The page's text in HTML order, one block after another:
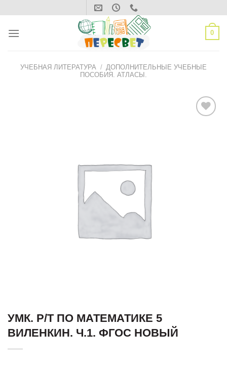
content
0
УЧЕБНАЯ ЛИТЕРАТУРА / ДОПОЛНИТЕЛЬНЫЕ УЧЕБНЫЕ
ПОСОБИЯ. АТЛАСЫ.
УМК. Р/Т ПО МАТЕМАТИКЕ 5
ВИЛЕНКИН. Ч.1. ФГОС НОВЫЙ